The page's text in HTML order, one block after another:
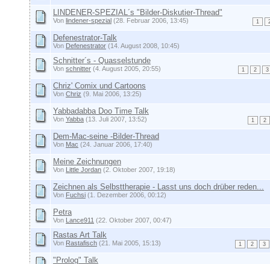
LINDENER-SPEZIAL´s "Bilder-Diskutier-Thread"
1
Von lindener-spezial (28. Februar 2006, 13:45)
Defenestrator-Talk
Von Defenestrator (14. August 2008, 10:45)
Schnitter´s - Quasselstunde
1 2 3
Von schnitter (4. August 2005, 20:55)
Chriz' Comix und Cartoons
Von Chriz (9. Mai 2006, 13:25)
Yabbadabba Doo Time Talk
1 2
Von Yabba (13. Juli 2007, 13:52)
Dem-Mac-seine -Bilder-Thread
Von Mac (24. Januar 2006, 17:40)
Meine Zeichnungen
Von Little Jordan (2. Oktober 2007, 19:18)
Zeichnen als Selbsttherapie - Lasst uns doch drüber reden...
Von Fuchsi (1. Dezember 2006, 00:12)
Petra
Von Lance911 (22. Oktober 2007, 00:47)
Rastas Art Talk
1 2 3
Von Rastafisch (21. Mai 2005, 15:13)
"Prolog" Talk